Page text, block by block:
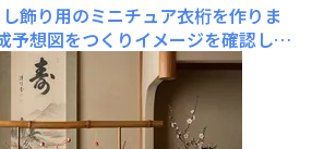
飾り用のミニチュア衣桁を作りま
予想図をつくりイメージを確認して
真からGeminiで生成させました。
いました。「高速モード」や「高
少し変わっていましたが、一発でイ
成してくれました。少しバタ臭